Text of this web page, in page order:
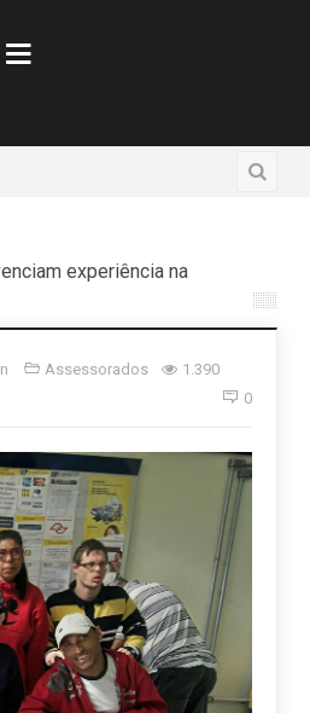
experiência na
Assessorados
1.390
0